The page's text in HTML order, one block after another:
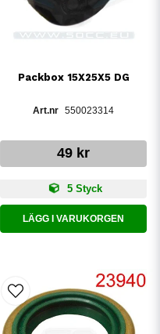
Packbox 15X25X5 DG
550023314
49 kr
5 Styck
LÄGG I VARUKORGEN